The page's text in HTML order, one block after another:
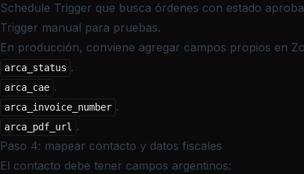
Schedule Trigger que busca órdenes con estado
Trigger manual para pruebas.
En producción, conviene agregar campos propios en
arca_status .
arca_cae .
arca_invoice_number .
arca_pdf_url .
Paso 4: mapear contacto y datos fiscales
El contacto debe tener campos argentinos: